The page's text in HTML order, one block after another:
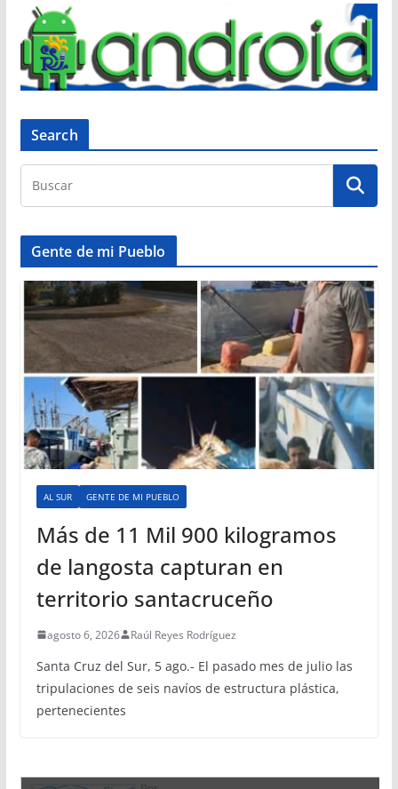
Search
Gente de mi Pueblo
AL SUR GENTE DE MI PUEBLO
Más de 11 Mil 900 kilogramos
de langosta capturan en
territorio santacruceño
agosto 6, 2026 Raúl Reyes Rodríguez
Santa Cruz del Sur, 5 ago.- El pasado mes de julio las
tripulaciones de seis navíos de estructura plástica,
pertenecientes